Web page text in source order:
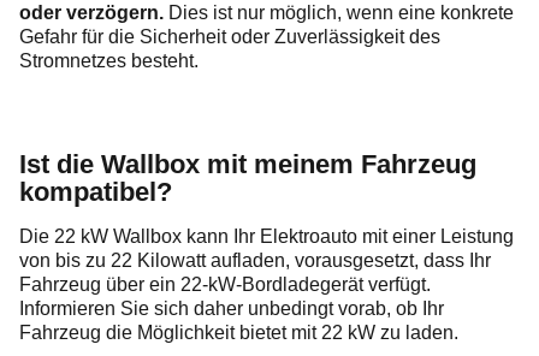
oder verzögern. Dies ist nur möglich, wenn eine konkrete
Gefahr für die Sicherheit oder Zuverlässigkeit des
Stromnetzes besteht.
Ist die Wallbox mit meinem Fahrzeug
kompatibel?
Die 22 kW Wallbox kann Ihr Elektroauto mit einer Leistung
von bis zu 22 Kilowatt aufladen, vorausgesetzt, dass Ihr
Fahrzeug über ein 22-kW-Bordladegerät verfügt.
Informieren Sie sich daher unbedingt vorab, ob Ihr
Fahrzeug die Möglichkeit bietet mit 22 kW zu laden.